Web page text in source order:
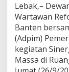
Lebak,–
Wartawan
Banten
(Adpim)
kegiatan
Massa di